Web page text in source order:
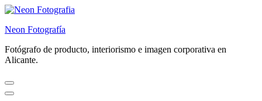
Saltar
contenido
la
tecla
Neon Fotografía
Fotógrafo de producto, interiorismo e imagen corporativa en
Alicante.